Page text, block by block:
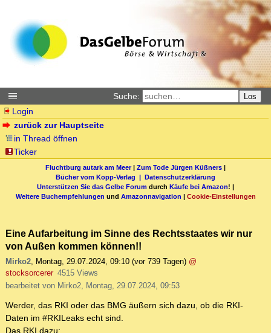
Suche: Los
Login
zurück zur Hauptseite
in Thread öffnen
Ticker
Fluchtburg autark am Meer| Zum Tode Jürgen Küßners |
Bücher vom Kopp-Verlag | Datenschutzerklärung
Unterstützen Sie das Gelbe Forum durch Käufe bei Amazon! |
Weitere Buchempfehlungen und Amazonnavigation | Cookie-Einstellungen
Eine Aufarbeitung im Sinne des Rechtsstaates wir nur
von Außen kommen können!!
Mirko2, Montag, 29.07.2024, 09:10 (vor 739 Tagen) @
stocksorcerer 4515 Views
bearbeitet von Mirko2, Montag, 29.07.2024, 09:53
Werder, das RKI oder das BMG äußern sich dazu, ob die RKI-
Daten im #RKILeaks echt sind.
Das RKI dazu: